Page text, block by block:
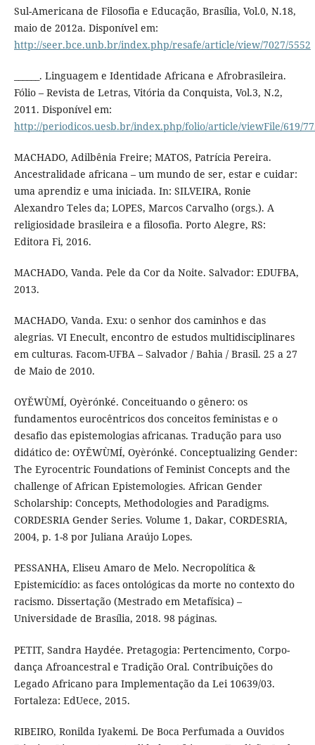
Sul-Americana de Filosofia e Educação, Brasília, Vol.0, N.18,
maio de 2012a. Disponível em:
http://seer.bce.unb.br/index.php/resafe/article/view/7027/5552
______. Linguagem e Identidade Africana e Afrobrasileira.
Fólio – Revista de Letras, Vitória da Conquista, Vol.3, N.2,
2011. Disponível em:
http://periodicos.uesb.br/index.php/folio/article/viewFile/619/
MACHADO, Adilbênia Freire; MATOS, Patrícia Pereira.
Ancestralidade africana – um mundo de ser, estar e cuidar:
uma aprendiz e uma iniciada. In: SILVEIRA, Ronie
Alexandro Teles da; LOPES, Marcos Carvalho (orgs.). A
religiosidade brasileira e a filosofia. Porto Alegre, RS:
Editora Fi, 2016.
MACHADO, Vanda. Pele da Cor da Noite. Salvador: EDUFBA,
2013.
MACHADO, Vanda. Exu: o senhor dos caminhos e das
alegrias. VI Enecult, encontro de estudos multidisciplinares
em culturas. Facom-UFBA – Salvador / Bahia / Brasil. 25 a 27
de Maio de 2010.
OYĚWÙMÍ, Oyèrónké. Conceituando o gênero: os
fundamentos eurocêntricos dos conceitos feministas e o
desafio das epistemologias africanas. Tradução para uso
didático de: OYĚWÙMÍ, Oyèrónké. Conceptualizing Gender:
The Eyrocentric Foundations of Feminist Concepts and the
challenge of African Epistemologies. African Gender
Scholarship: Concepts, Methodologies and Paradigms.
CORDESRIA Gender Series. Volume 1, Dakar, CORDESRIA,
2004, p. 1-8 por Juliana Araújo Lopes.
PESSANHA, Eliseu Amaro de Melo. Necropolítica &
Epistemicídio: as faces ontológicas da morte no contexto do
racismo. Dissertação (Mestrado em Metafísica) –
Universidade de Brasília, 2018. 98 páginas.
PETIT, Sandra Haydée. Pretagogia: Pertencimento, Corpo-
dança Afroancestral e Tradição Oral. Contribuições do
Legado Africano para Implementação da Lei 10639/03.
Fortaleza: EdUece, 2015.
RIBEIRO, Ronilda Iyakemi. De Boca Perfumada a Ouvidos